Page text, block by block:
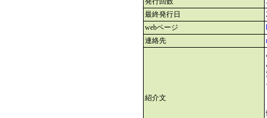
最終発行日
webページ
連絡先
紹介文